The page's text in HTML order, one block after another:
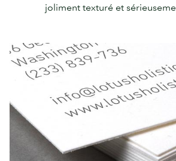
joliment texturé et